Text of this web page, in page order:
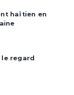
haïtien en
le regard